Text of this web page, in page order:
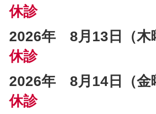
休診
2026年 8月13 日（木
休診
2026年 8月14日（金
休診